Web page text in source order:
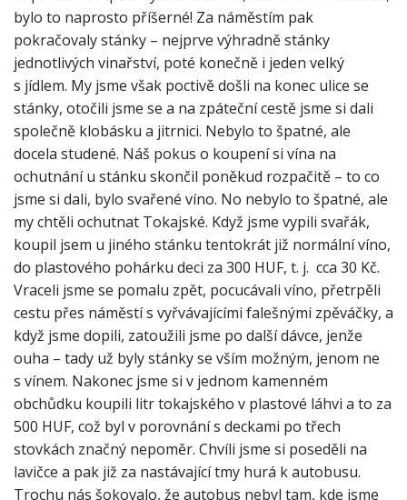
bylo to naprosto příšerné! Za náměstím pak
pokračovaly stánky – nejprve výhradně stánky
jednotlivých vinařství, poté konečně i jeden velký
s jídlem. My jsme však poctivě došli na konec ulice se
stánky, otočili jsme se a na zpáteční cestě jsme si dali
společně klobásku a jitrnici. Nebylo to špatné, ale
docela studené. Náš pokus o koupení si vína na
ochutnání u stánku skončil poněkud rozpačitě – to co
jsme si dali, bylo svařené víno. No nebylo to špatné, ale
my chtěli ochutnat Tokajské. Když jsme vypili svařák,
koupil jsem u jiného stánku tentokrát již normální víno,
do plastového pohárku deci za 300 HUF, t. j. cca 30 Kč.
Vraceli jsme se pomalu zpět, pocucávali víno, přetrpěli
cestu přes náměstí s vyřvávajícími falešnými zpěváčky, a
když jsme dopili, zatoužili jsme po další dávce, jenže
ouha – tady už byly stánky se vším možným, jenom ne
s vínem. Nakonec jsme si v jednom kamenném
obchůdku koupili litr tokajského v plastové láhvi a to za
500 HUF, což byl v porovnání s deckami po třech
stovkách značný nepoměr. Chvíli jsme si poseděli na
lavičce a pak již za nastávající tmy hurá k autobusu.
Trochu nás šokovalo, že autobus nebyl tam, kde jsme